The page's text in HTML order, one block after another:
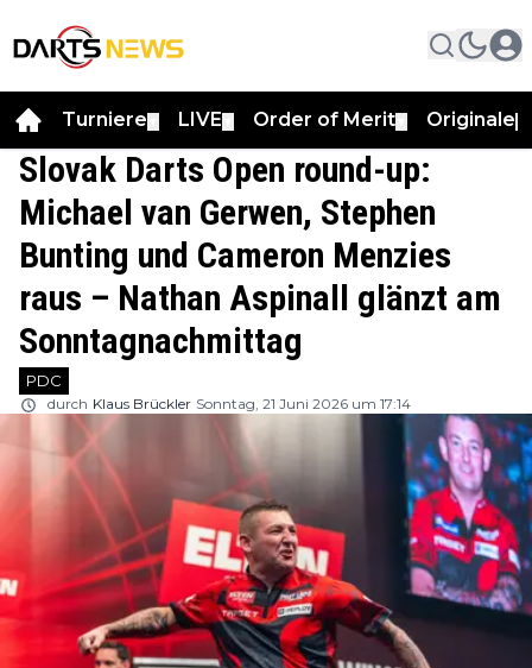
Turniere LIVE Order of Merit Originale
Slovak Darts Open round-up:
Michael van Gerwen, Stephen
Bunting und Cameron Menzies
raus – Nathan Aspinall glänzt am
Sonntagnachmittag
PDC
durch Klaus Brückler Sonntag, 21 Juni 2026 um 17:14